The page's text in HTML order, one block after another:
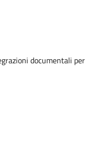
documentali per